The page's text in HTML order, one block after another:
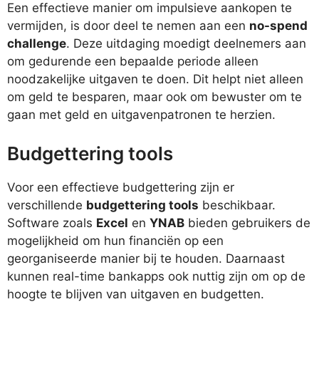
Een effectieve manier om impulsieve aankopen te
vermijden, is door deel te nemen aan een no-spend
challenge. Deze uitdaging moedigt deelnemers aan
om gedurende een bepaalde periode alleen
noodzakelijke uitgaven te doen. Dit helpt niet alleen
om geld te besparen, maar ook om bewuster om te
gaan met geld en uitgavenpatronen te herzien.
Budgettering tools
Voor een effectieve budgettering zijn er
verschillende budgettering tools beschikbaar.
Software zoals Excel en YNAB bieden gebruikers de
mogelijkheid om hun financiën op een
georganiseerde manier bij te houden. Daarnaast
kunnen real-time bankapps ook nuttig zijn om op de
hoogte te blijven van uitgaven en budgetten.